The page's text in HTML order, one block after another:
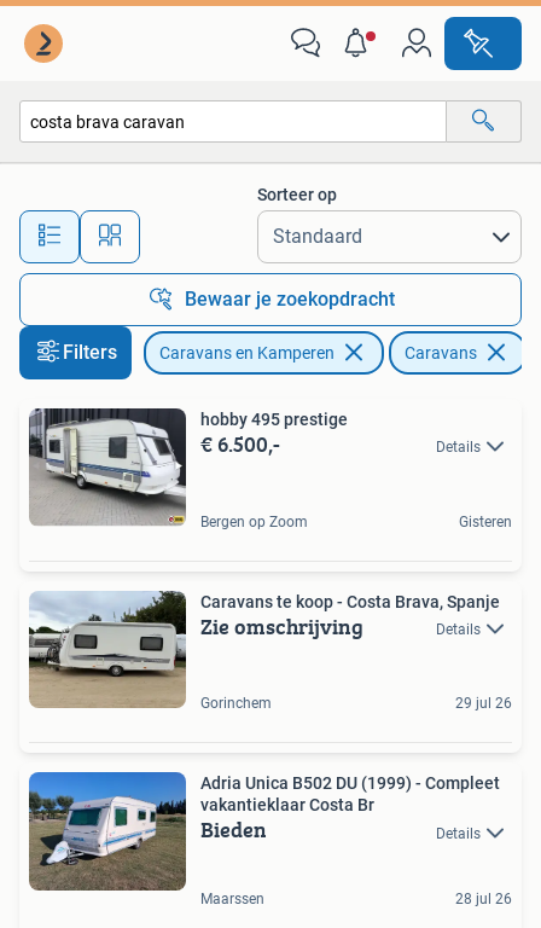
Alle afstanden…
Sorteer op
Bewaar je zoekopdracht
Filters Caravans en Kamperen Caravans
hobby 495 prestige
€ 6.500,- Details
Bergen op Zoom Gisteren
Caravans te koop - Costa Brava, Spanje
Zie omschrijving Details
Gorinchem 29 jul 26
Adria Unica B502 DU (1999) - Compleet
vakantieklaar Costa Br
Bieden Details
Maarssen 28 jul 26